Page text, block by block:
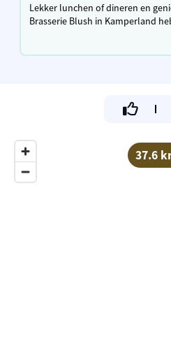
Lekker lunchen of dineren en
Brasserie Blush in Kamperland
als van binnenuit een prachtig
37.6